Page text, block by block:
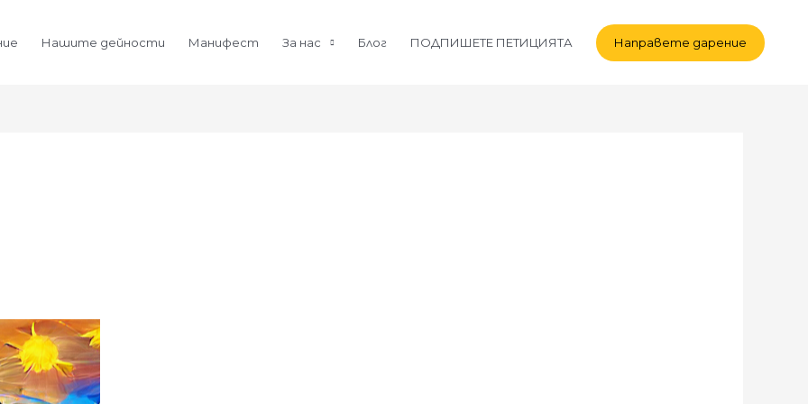
Нашите дейности Манифест За нас Блог ПОДПИШЕТЕ ПЕТИЦИЯТА Направете дарение